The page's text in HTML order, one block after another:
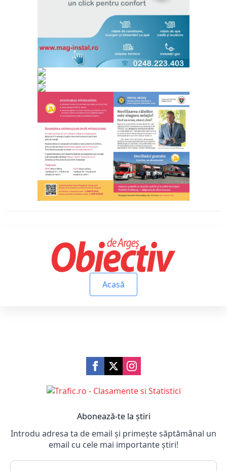
Acasă
Abonează-te la știri
Introdu adresa ta de email și primește săptămânal un
email cu cele mai importante știri!